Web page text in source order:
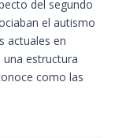
del segundo
el autismo
actuales en
una estructura
como las